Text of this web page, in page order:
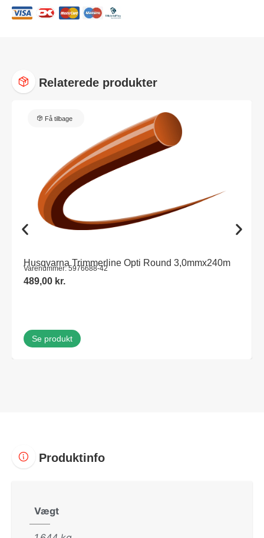
Relaterede produkter
Få tilbage
Husqvarna Trimmerline Opti Round 3,0mmx240m
Varenummer: 5976688-42
489,00 kr.
Se produkt
Produktinfo
Vægt